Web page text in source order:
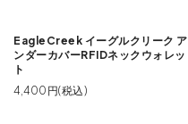
EagleCreek イーグルクリーク ア
ンダーカバーRFIDネックウォレッ
ト
4,400円(税込)